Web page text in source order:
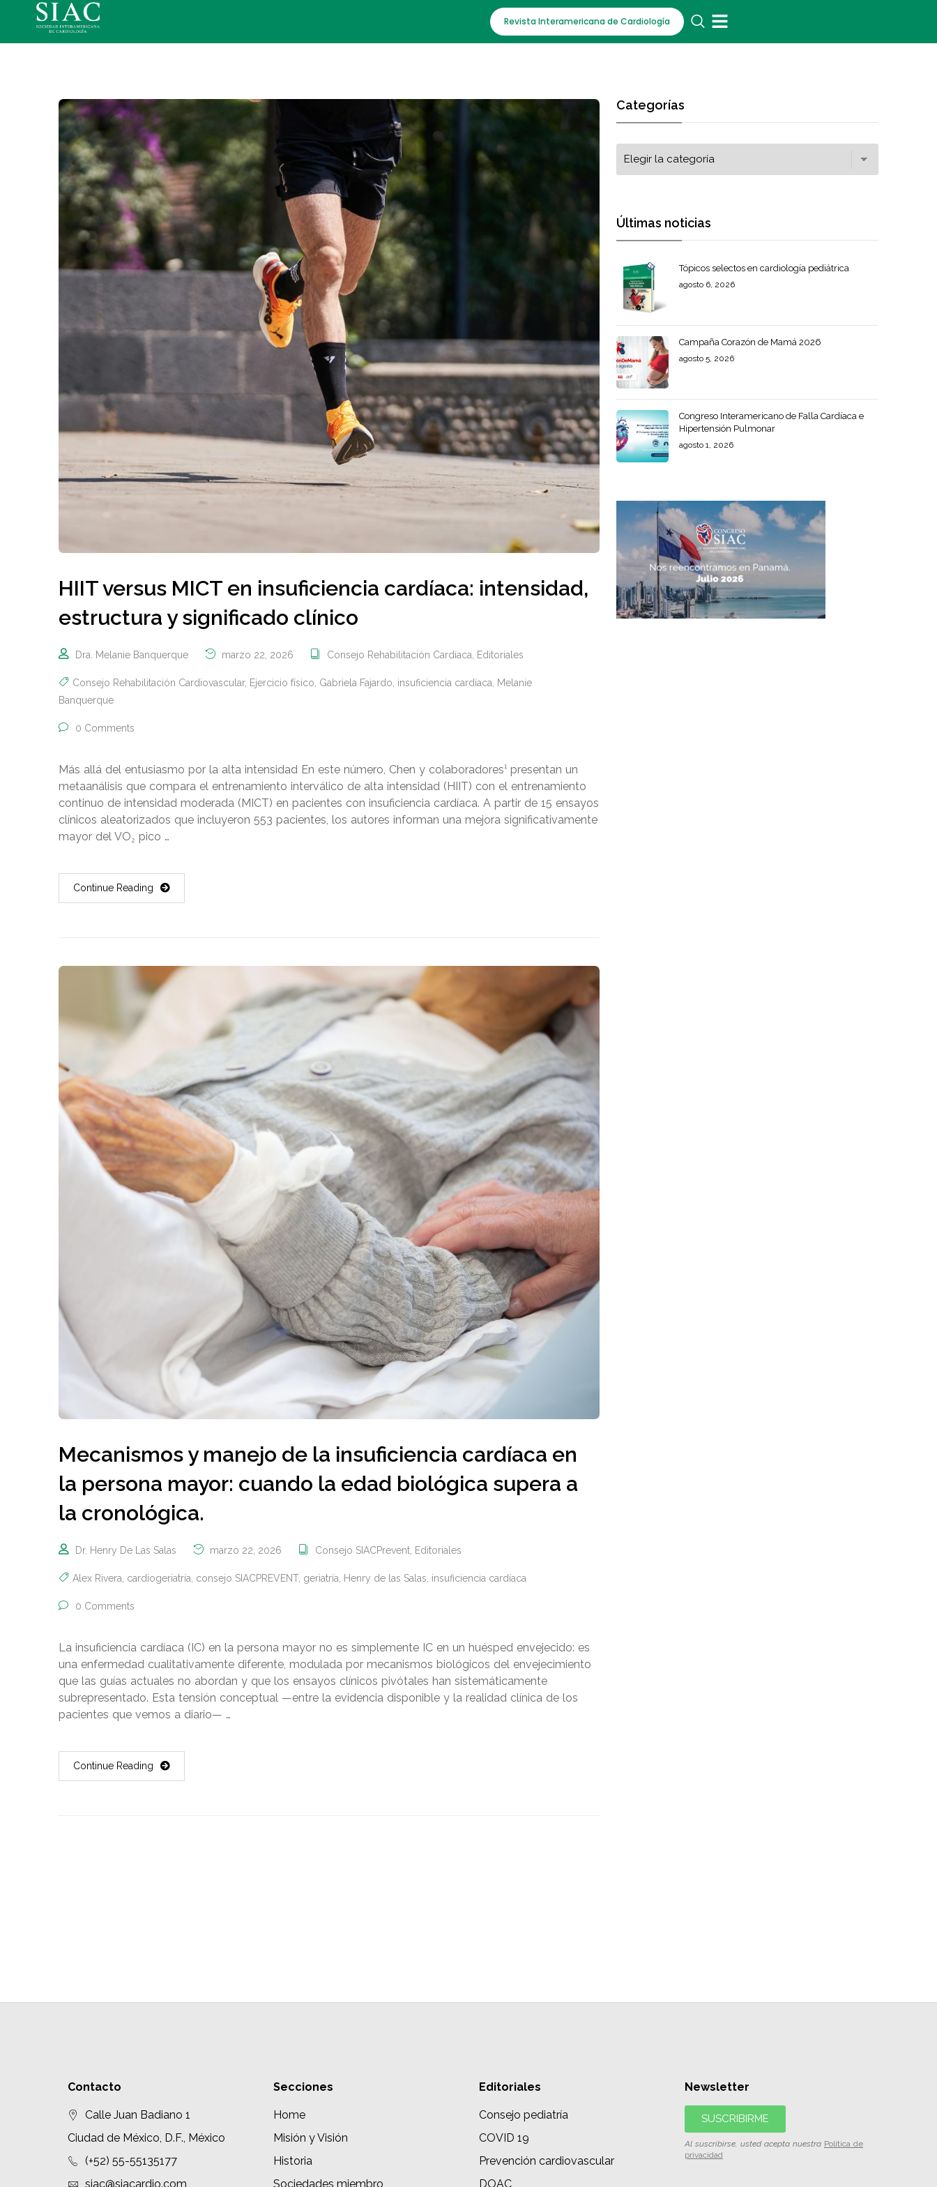
Revista Interamericana de Cardiología
HIIT versus MICT en insuficiencia cardíaca: intensidad,
estructura y significado clínico
Dra. Melanie Banquerque marzo 22, 2026 Consejo Rehabilitación Cardíaca Editoriales
Consejo Rehabilitación Cardiovascular, Ejercicio físico Gabriela Fajardo insuficiencia cardíaca Melanie
Banquerque
0 Comments
Más allá del entusiasmo por la alta intensidad En este número, Chen y colaboradores¹ presentan un
metaanálisis que compara el entrenamiento interválico de alta intensidad (HIIT) con el entrenamiento
continuo de intensidad moderada (MICT) en pacientes con insuficiencia cardíaca. A partir de 15 ensayos
clínicos aleatorizados que incluyeron 553 pacientes, los autores informan una mejora significativamente
mayor del VO₂ pico …
Continue Reading
Mecanismos y manejo de la insuficiencia cardíaca en
la persona mayor: cuando la edad biológica supera a
la cronológica.
Dr. Henry De Las Salas marzo 22, 2026 Consejo SIACPrevent Editoriales
Alex Rivera cardiogeriatría consejo SIACPREVENT, geriatría Henry de las Salas insuficiencia cardíaca
0 Comments
La insuficiencia cardíaca (IC) en la persona mayor no es simplemente IC en un huésped envejecido: es
una enfermedad cualitativamente diferente, modulada por mecanismos biológicos del envejecimiento
que las guías actuales no abordan y que los ensayos clínicos pivótales han sistemáticamente
subrepresentado. Esta tensión conceptual —entre la evidencia disponible y la realidad clínica de los
pacientes que vemos a diario— …
Continue Reading
Categorías
Últimas noticias
Tópicos selectos en cardiología pediátrica
agosto 6, 2026
Campaña Corazón de Mamá 2026
agosto 5, 2026
Congreso Interamericano de Falla Cardíaca e
Hipertensión Pulmonar
agosto 1, 2026
Contacto
Calle Juan Badiano 1
Ciudad de México, D.F., México
(+52) 55-55135177
siac@siacardio.com
Secciones
Home
Misión y Visión
Historia
Sociedades miembro
Editoriales
Consejo pediatría
COVID 19
Prevención cardiovascular
DOAC
Newsletter
SUSCRIBIRME
Al suscribirse, usted acepta nuestra Política de
privacidad